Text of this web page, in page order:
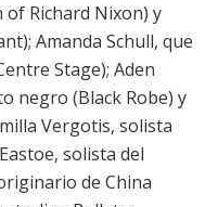
of Richard Nixon) y
Amanda Schull, que
Stage); Aden
negro (Black Robe) y
Vergotis, solista
solista del
de China